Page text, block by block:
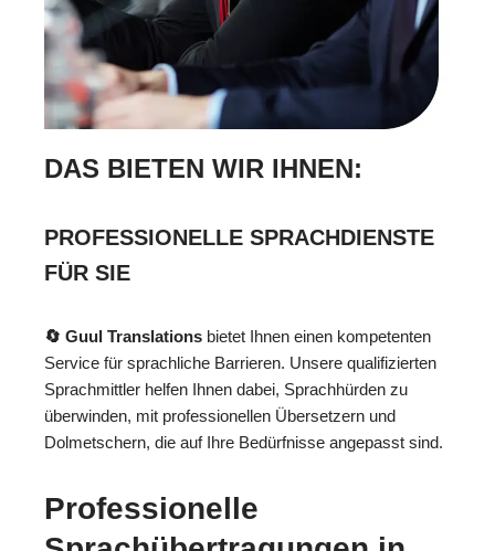
DAS BIETEN WIR IHNEN:
PROFESSIONELLE SPRACHDIENSTE
FÜR SIE
🔄 Guul Translations bietet Ihnen einen kompetenten
Service für sprachliche Barrieren. Unsere qualifizierten
Sprachmittler helfen Ihnen dabei, Sprachhürden zu
überwinden, mit professionellen Übersetzern und
Dolmetschern, die auf Ihre Bedürfnisse angepasst sind.
Professionelle